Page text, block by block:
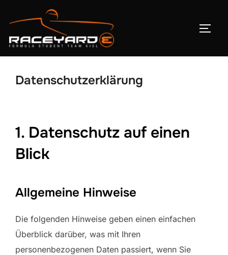
Datenschutzerklärung
1. Datenschutz auf einen
Blick
Allgemeine Hinweise
Die folgenden Hinweise geben einen einfachen
Überblick darüber, was mit Ihren
personenbezogenen Daten passiert, wenn Sie